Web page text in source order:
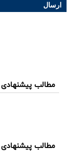
ارسال
مطالب پیشنهادی
مطالب پیشنهادی